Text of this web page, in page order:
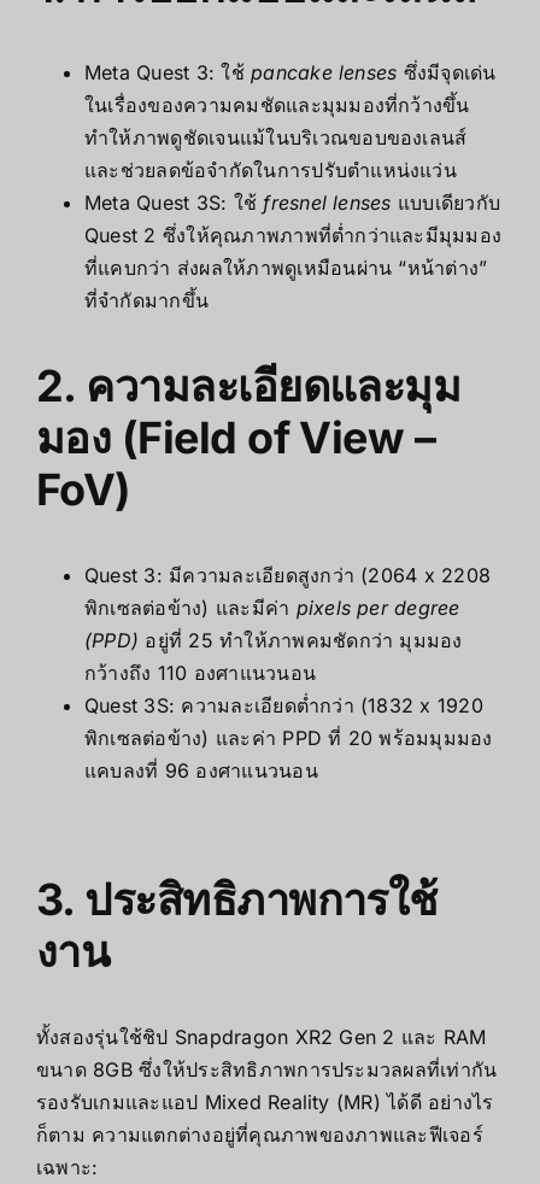
Meta Quest 3: ใช้pancake lenses ซึ่งมีจุดเด่น
ในเรื่องของความคมชัดและมุมมองที่กว้างขึ้น
ทำให้ภาพดูชัดเจนแม้ในบริเวณขอบของเลนส์
และช่วยลดข้อจำกัดในการปรับตำแหน่งแว่น
Meta Quest 3S: ใช้ fresnel lenses แบบเดียวกับ
Quest 2 ซึ่งให้คุณภาพภาพที่ต่ำกว่าและมีมุมมอง
ที่แคบกว่า ส่งผลให้ภาพดูเหมือนผ่าน “หน้าต่าง”
ที่จำกัดมากขึ้น
2. ความละเอียดและมุม
มอง (Field of View –
FoV)
Quest 3: มีความละเอียดสูงกว่า (2064 x 2208
พิกเซลต่อข้าง) และมีค่า pixels per degree
(PPD) อยู่ที่ 25 ทำให้ภาพคมชัดกว่า มุมมอง
กว้างถึง 110 องศาแนวนอน
Quest 3S: ความละเอียดต่ำกว่า (1832 x 1920
พิกเซลต่อข้าง) และค่า PPD ที่ 20 พร้อมมุมมอง
แคบลงที่ 96 องศาแนวนอน
3. ประสิทธิภาพการใช้
งาน
ทั้งสองรุ่นใช้ชิป Snapdragon XR2 Gen 2 และ RAM
ขนาด 8GB ซึ่งให้ประสิทธิภาพการประมวลผลที่เท่ากัน
รองรับเกมและแอป Mixed Reality (MR) ได้ดี อย่างไร
ก็ตาม ความแตกต่างอยู่ที่คุณภาพของภาพและฟีเจอร์
เฉพาะ: